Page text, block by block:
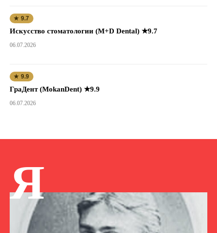
★ 9.7
Искусство стоматологии (M+D Dental) ★9.7
06.07.2026
★ 9.9
ГраДент (MokanDent) ★9.9
06.07.2026
Я